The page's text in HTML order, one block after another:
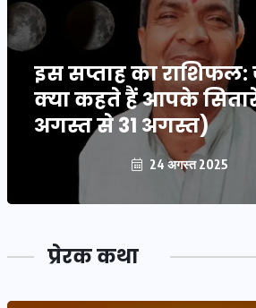
इस सप्ताह का राशिफल:
क्या कहते हैं आपके
अगस्त से 31 अगस्त)
24 अगस्त 2025
प्रेरक कथा